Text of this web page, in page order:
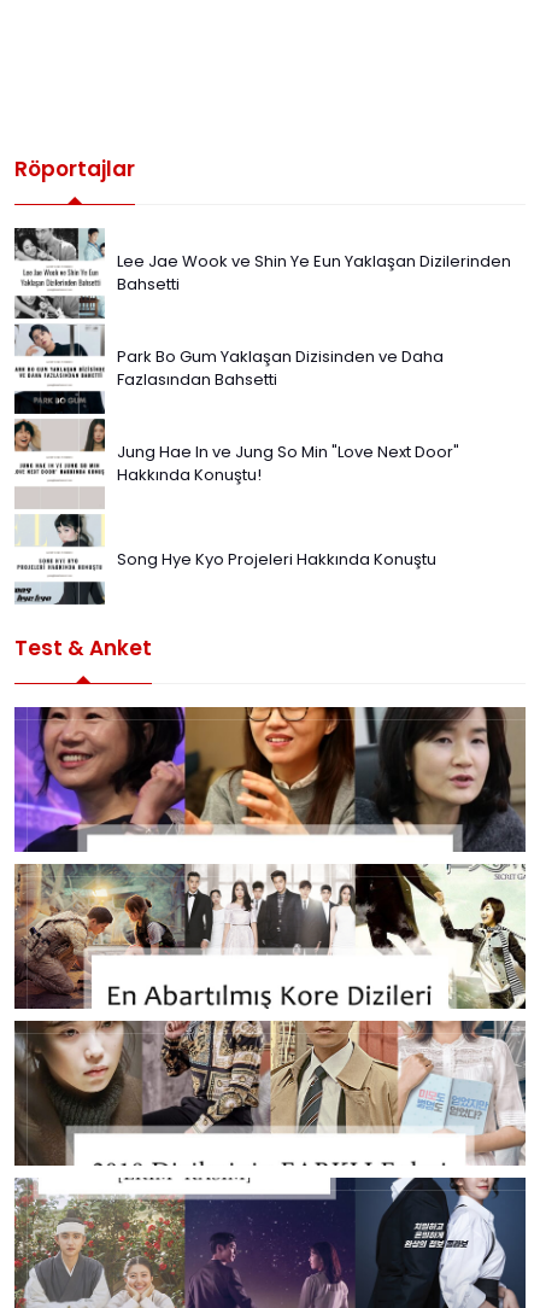
Röportajlar
Lee Jae Wook ve Shin Ye Eun Yaklaşan Dizilerinden
Bahsetti
Park Bo Gum Yaklaşan Dizisinden ve Daha
Fazlasından Bahsetti
Jung Hae In ve Jung So Min "Love Next Door"
Hakkında Konuştu!
Song Hye Kyo Projeleri Hakkında Konuştu
Test & Anket